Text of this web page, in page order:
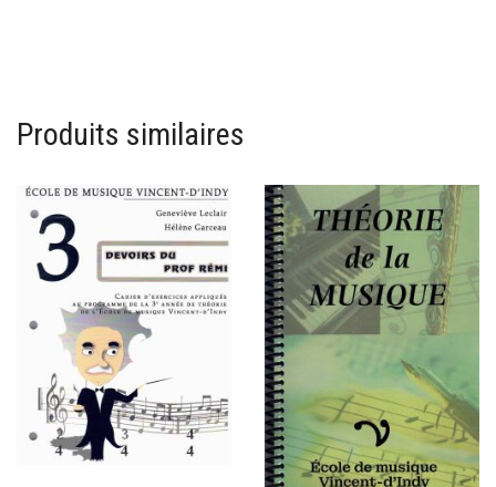
Produits similaires